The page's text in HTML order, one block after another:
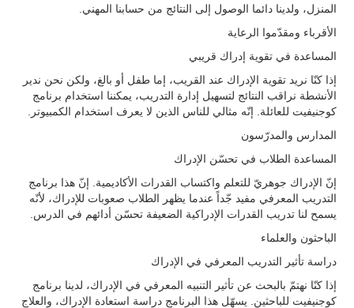
المنزل، ولدينا دائما الوصول إلى النتائج من حسابنا المهني.
الأقرباء ومقدّموا الرعاية
المساعدة في تقوية إدراك قريبي
إذا كنّا نريد تقوية الإدراك عند القريب، إما طفل أو بالغ، ولكن نحن ندير
الأنشطة نراقب النتائج لتسهيل إدارة التدريب، يمكننا استخدام برنامج
كوجنيفيت للعائلة. إنّه مثالي للناس الذين لا يعرف استخدام الكمبيوتر.
المدارس والمدرّسون
المساعدة الطلاب في تحسّن الإدراك
إنّ الإدراك جوهريّ للتعلم واكتساب القدرات الأكاديمية. إنّ هذا برنامج
التدريب المعرفي مفيد جّداً عندما يظهر الطلاب صعوبات للإدراك، لأنّه
يسمح لنا تدريب القدرات الإدراكية الضعيفة تحسّن أدائهم في الدرس.
الباحثون والعلماء
دراسة تأثير التدريب المعرفي في الإدراك
إذا كنّا نهتمّ بالبحث عن تأثير التنبيه المعرفي في الإدراك، لدينا برنامج
كوجنيفيت للباحثين. يسهّل هذا البرنامج دراسة استعادة الإدراك، والعلاج